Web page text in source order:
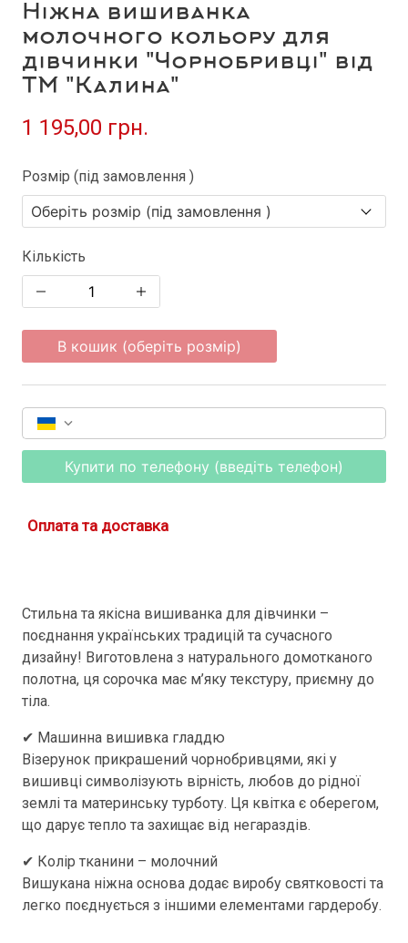
Ніжна вишиванка
молочного кольору для
дівчинки "Чорнобривці" від
ТМ "Калина"
1 195,00 грн.
Розмір (під замовлення )
Кількість
В кошик (оберіть розмір)
Купити по телефону (введіть телефон)
Оплата та доставка
Стильна та якісна вишиванка для дівчинки –
поєднання українських традицій та сучасного
дизайну! Виготовлена з натурального домотканого
полотна, ця сорочка має м’яку текстуру, приємну до
тіла.
✔ Машинна вишивка гладдю
Візерунок прикрашений чорнобривцями, які у
вишивці символізують вірність, любов до рідної
землі та материнську турботу. Ця квітка є оберегом,
що дарує тепло та захищає від негараздів.
✔ Колір тканини – молочний
Вишукана ніжна основа додає виробу святковості та
легко поєднується з іншими елементами гардеробу.